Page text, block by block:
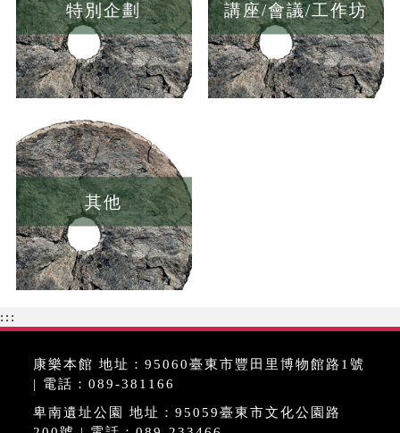
特別企劃 講座/會議/工作坊
其他
:::
康樂本館 地址：95060臺東市豐田里博物館路1號
| 電話：089-381166
卑南遺址公園 地址：95059臺東市文化公園路